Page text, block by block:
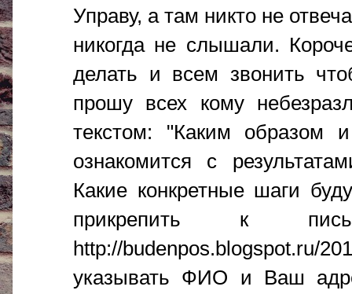
Управу, а там никто не
никогда не слышали.
делать и всем звонить
прошу всех кому
текстом: "Каким образом
ознакомится с
Какие конкретные шаги
прикрепить к
http://budenpos.blogspot.ru/
указывать ФИО и Ваш